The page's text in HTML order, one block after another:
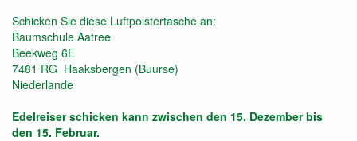
Schicken Sie diese Luftpolstertasche an:
Baumschule Aatree
Beekweg 6E
7481 RG Haaksbergen (Buurse)
Niederlande
Edelreiser schicken kann zwischen den 15. Dezember bis
den 15. Februar.